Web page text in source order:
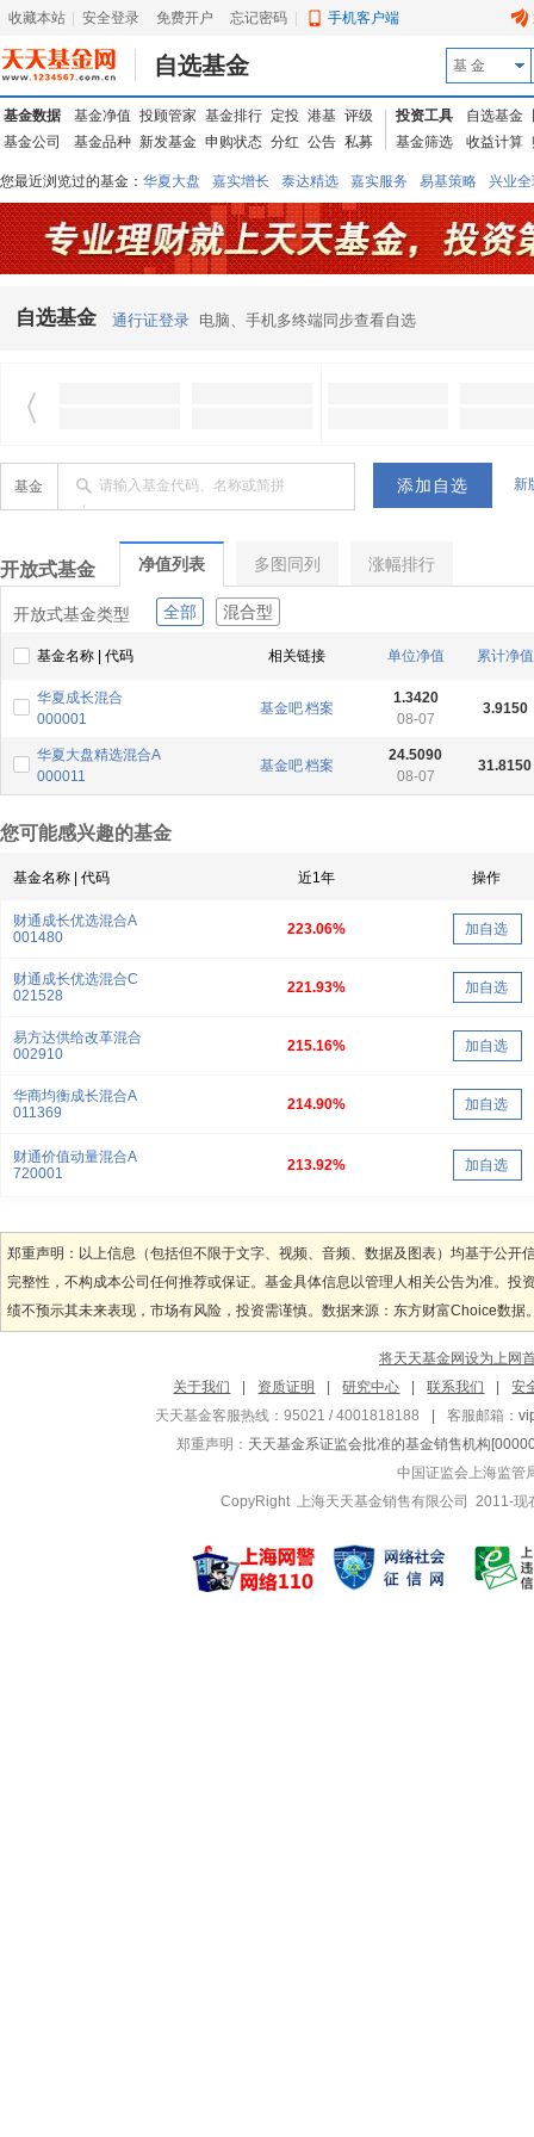
收藏本站 安全登录 免费开户 忘记密码 手机客户端
自选基金 基 金
基金数据 基金净值 投顾管家 基金排行 定投 港基 评级
基金公司
基金品种 新发基金 申购状态 分红 公告 私募
投资工具 自选基金
基金筛选
收益计算
您最近浏览过的基金： 华夏大盘 嘉实增长 泰达精选 嘉实服务 易基策略 兴业
信诚蓝筹 华夏优势 汇丰龙腾 华夏红利 易基中小盘 银华优质 中银中国 广发
东吴动力
自选基金 通行证登录 电脑、手机多终端同步查看自选
基金 请输入基金代码、名称或简拼 新
开放式基金 净值列表 多图同列 涨幅排行
开放式基金类型 全部 混合型
基金名称 | 代码 相关链接 单位净值 累计净值
华夏成长混合
000001
基金吧档案
1.3420
08-07
3.9150
华夏大盘精选混合A
000011
基金吧档案
24.5090
08-07
31.8150
您可能感兴趣的基金
基金名称 | 代码 近1年 操作
财通成长优选混合A
001480
223.06% 加自选
财通成长优选混合C
021528
221.93% 加自选
易方达供给改革混合
002910
215.16% 加自选
华商均衡成长混合A
011369
214.90% 加自选
财通价值动量混合A
720001
213.92% 加自选
郑重声明：以上信息（包括但不限于文字、视频、音频、数据及图表）均基于公
完整性，不构成本公司任何推荐或保证。基金具体信息以管理人相关公告为准。
绩不预示其未来表现，市场有风险，投资需谨慎。数据来源：东方财富Choice数据
将天天基金网设为上网
关于我们
资质证明 研究中心 联系我们
安
天天基金客服热线：95021 / 4001818188
客服邮箱：
郑重声明： 天天基金系证监会批准的基金销售机构
中国证监会上海监管
CopyRight 上海天天基金销售有限公司 2011-